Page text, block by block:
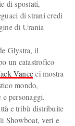
di spostati,
di strani credi
di Urania
Glystra, il
un catastrofico
Vanceci mostra
mondo,
personaggi.
e tribù distribuite
Showboat, veri e